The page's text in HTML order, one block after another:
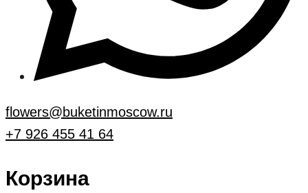
flowers@buketinmoscow.ru
+7 926 455 41 64
Корзина